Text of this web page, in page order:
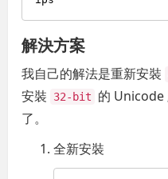
解決方案
我自己的解法是重新安裝
安裝
32-bit
的 Unicode
了。
全新安裝